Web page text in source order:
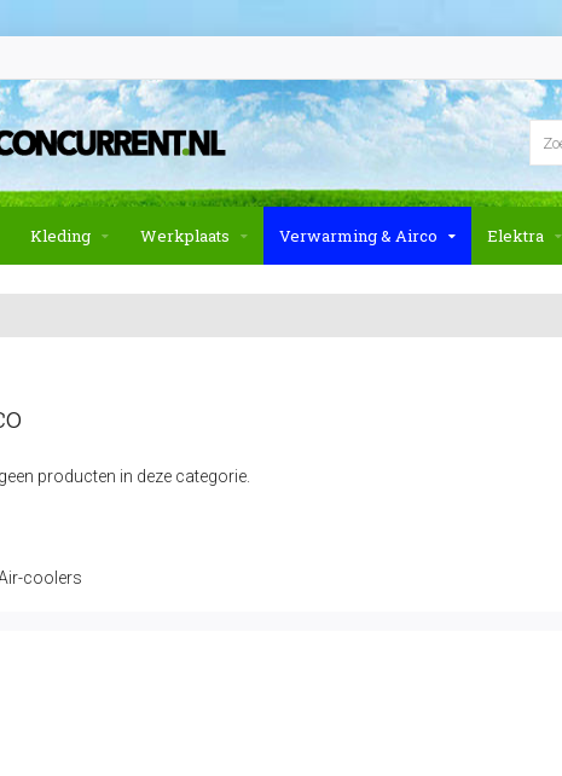
Kleding Werkplaats Verwarming & Airco Elektra
producten in deze categorie.
coolers